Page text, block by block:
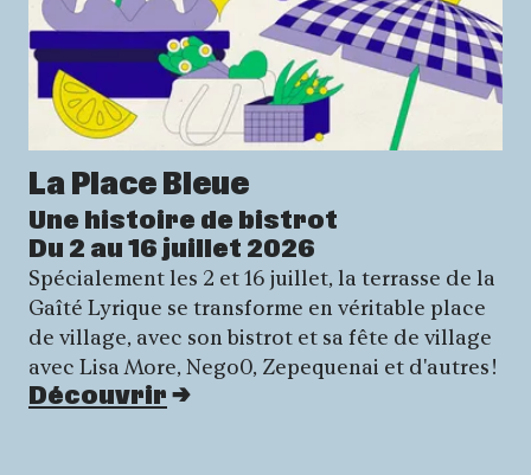
La Place Bleue
Une histoire de bistrot
Du 2 au 16 juillet 2026
Spécialement les 2 et 16 juillet, la terrasse de la
Gaîté Lyrique se transforme en véritable place
de village, avec son bistrot et sa fête de village
avec Lisa More, Nego0, Zepequenai et d'autres !
Découvrir